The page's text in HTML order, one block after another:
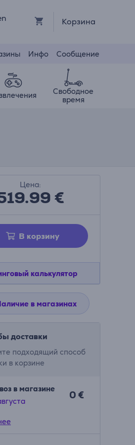
Корзина
Инфо Сообщение
Свободное
время
Цена:
€
В корзину
калькулятор
в магазинах
доставки
подходящий способ
в корзине
в магазине
0 €